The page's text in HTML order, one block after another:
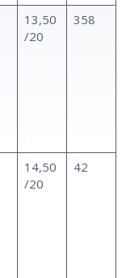
13,50
/20
358
14,50
/20
42